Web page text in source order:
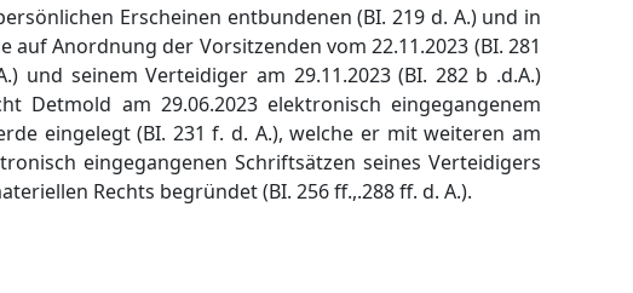
Erscheinen entbundenen (BI. 219 d. A.) und in
Anordnung der Vorsitzenden vom 22.11.2023 (BI. 281
und seinem Verteidiger am 29.11.2023 (BI. 282 b .d.A.)
am 29.06.2023 elektronisch eingegangenem
eingelegt (BI. 231 f. d. A.), welche er mit weiteren am
eingegangenen Schriftsätzen seines Verteidigers
Rechts begründet (BI. 256 ff.,.288 ff. d. A.).